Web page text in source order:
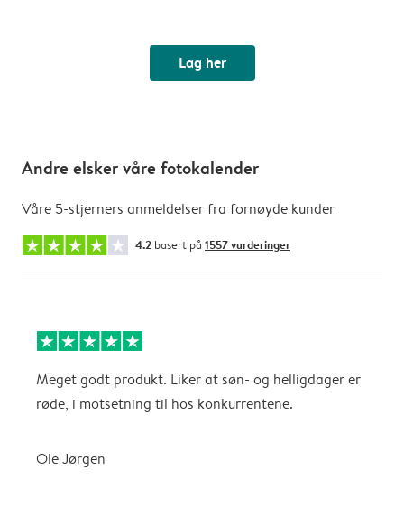
Lag her
Andre elsker våre fotokalender
Våre 5-stjerners anmeldelser fra fornøyde kunder
4.2 basert på 1557 vurderinger
Meget godt produkt. Liker at søn- og helligdager er
røde, i motsetning til hos konkurrentene.
Ole Jørgen